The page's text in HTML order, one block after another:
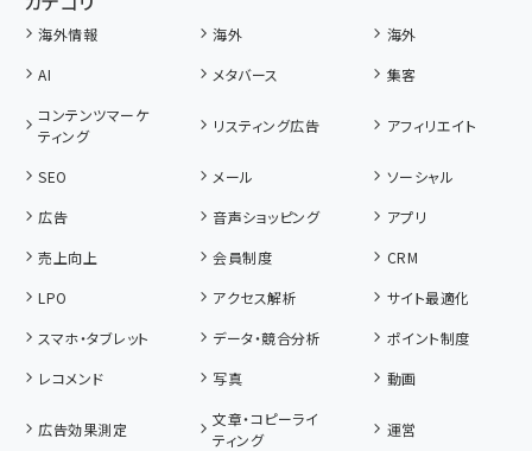
海外情報 海外
海外
AI
メタバース
集客
コンテンツマーケ
ティング
リスティング広告 アフィリエイト
SEO メール
ソーシャル
広告
音声ショッピング
アプリ
売上向上
会員制度
CRM
LPO
アクセス解析
サイト最適化
スマホ・タブレット
データ・競合分析
ポイント制度
レコメンド
写真 動画
広告効果測定
文章・コピーライ
ティング
運営